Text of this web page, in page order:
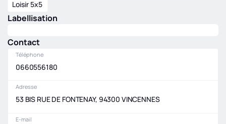
Loisir 5x5
Labellisation
Contact
Téléphone
0660556180
Adresse
53 BIS RUE DE FONTENAY, 94300 VINCENNES
E-mail